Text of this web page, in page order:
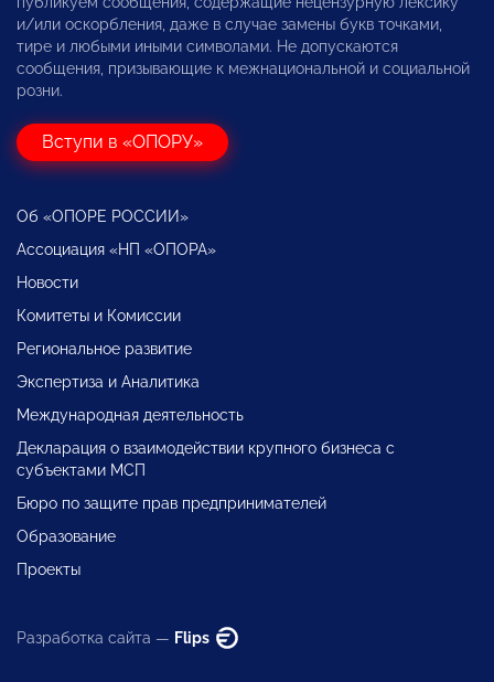
и/или оскорбления, даже в случае замены букв точками,
тире и любыми иными символами. Не допускаются
сообщения, призывающие к межнациональной и социальной
розни.
Вступи в «ОПОРУ»
Об «ОПОРЕ РОССИИ»
Ассоциация «НП «ОПОРА»
Новости
Комитеты и Комиссии
Региональное развитие
Экспертиза и Аналитика
Международная деятельность
Декларация о взаимодействии крупного бизнеса с
субъектами МСП
Бюро по защите прав предпринимателей
Образование
Проекты
Разработка сайта — Flips